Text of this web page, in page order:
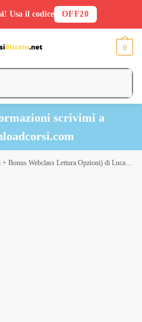
0
scrivimi a
Webclass Lettura Opzioni) di Luca Bardolla
Usa il codice OFF20